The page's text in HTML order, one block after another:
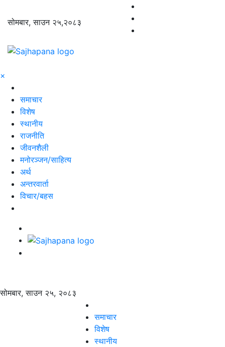
सोमबार, साउन २५,२०८३
×
समाचार
विशेष
स्थानीय
राजनीति
जीवनशैली
मनोरञ्जन/साहित्य
अर्थ
अन्तरवार्ता
विचार/बहस
सोमबार, साउन २५, २०८३
समाचार
विशेष
स्थानीय